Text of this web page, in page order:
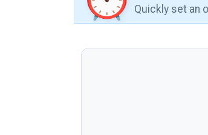
Quickly set an